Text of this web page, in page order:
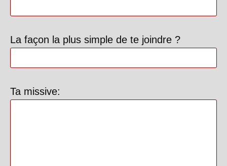
La façon la plus simple de te joindre ?
Ta missive: